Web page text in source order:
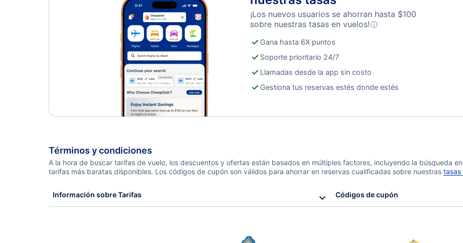
¡Los nuevos usuarios se ahorran hasta $100
sobre nuestras tasas en vuelos!ⓘ
Gana hasta 6X puntos
Soporte prioritario 24/7
Llamadas desde la app sin costo
Gestiona tus reservas estés donde estés
Términos y condiciones
A la hora de buscar tarifas de vuelo, los descuentos y ofertas están basados en múltiples factores, incluyendo la búsqueda
tarifas más baratas disponibles. Los códigos de cupón son válidos para ahorrar en reservas cualificadas sobre nuestras tasas
Información sobre Tarifas Códigos de cupón